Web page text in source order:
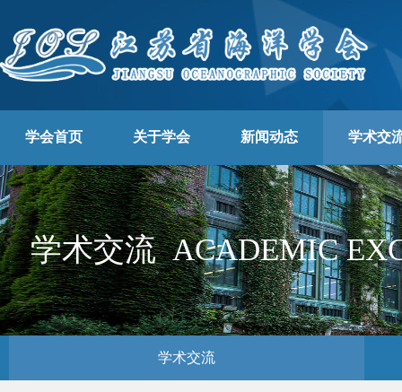
学会首页 关于学会 新闻动态 学术交
学术交流 ACADEMIC
学术交流